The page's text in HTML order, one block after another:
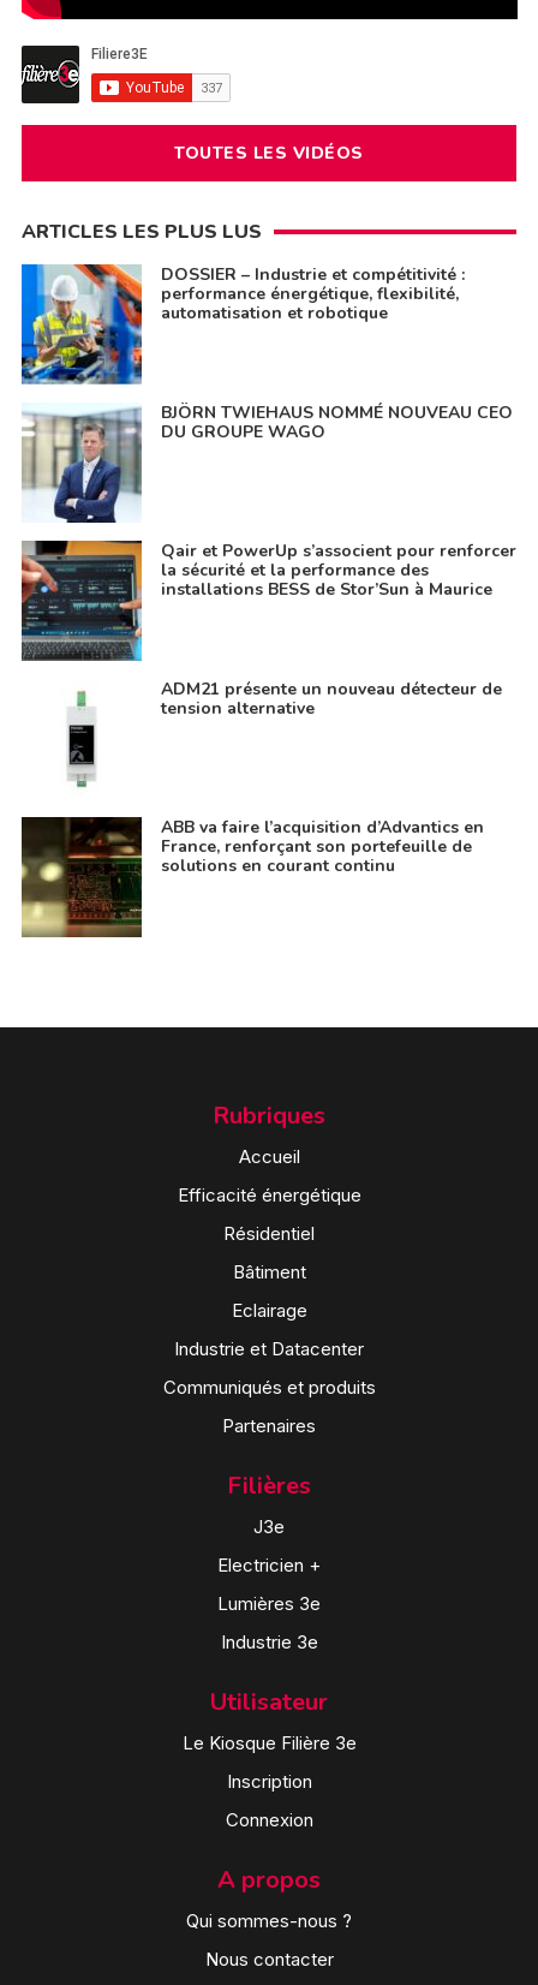
TOUTES LES VIDÉOS
ARTICLES LES PLUS LUS
DOSSIER – Industrie et compétitivité :
performance énergétique, flexibilité,
automatisation et robotique
BJÖRN TWIEHAUS NOMMÉ NOUVEAU CEO
DU GROUPE WAGO
Qair et PowerUp s’associent pour renforcer
la sécurité et la performance des
installations BESS de Stor’Sun à Maurice
ADM21 présente un nouveau détecteur de
tension alternative
ABB va faire l’acquisition d’Advantics en
France, renforçant son portefeuille de
solutions en courant continu
Rubriques
Accueil
Efficacité énergétique
Résidentiel
Bâtiment
Eclairage
Industrie et Datacenter
Communiqués et produits
Partenaires
Filières
J3e
Electricien +
Lumières 3e
Industrie 3e
Utilisateur
Le Kiosque Filière 3e
Inscription
Connexion
A propos
Qui sommes-nous ?
Nous contacter